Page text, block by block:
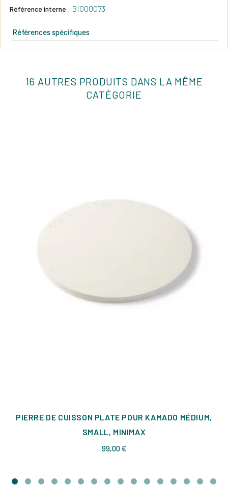
Référence interne : BIG00073
Références spécifiques
16 AUTRES PRODUITS DANS LA MÊME
CATÉGORIE
PIERRE DE CUISSON PLATE POUR KAMADO MÉDIUM,
SMALL, MINIMAX
99,00 €